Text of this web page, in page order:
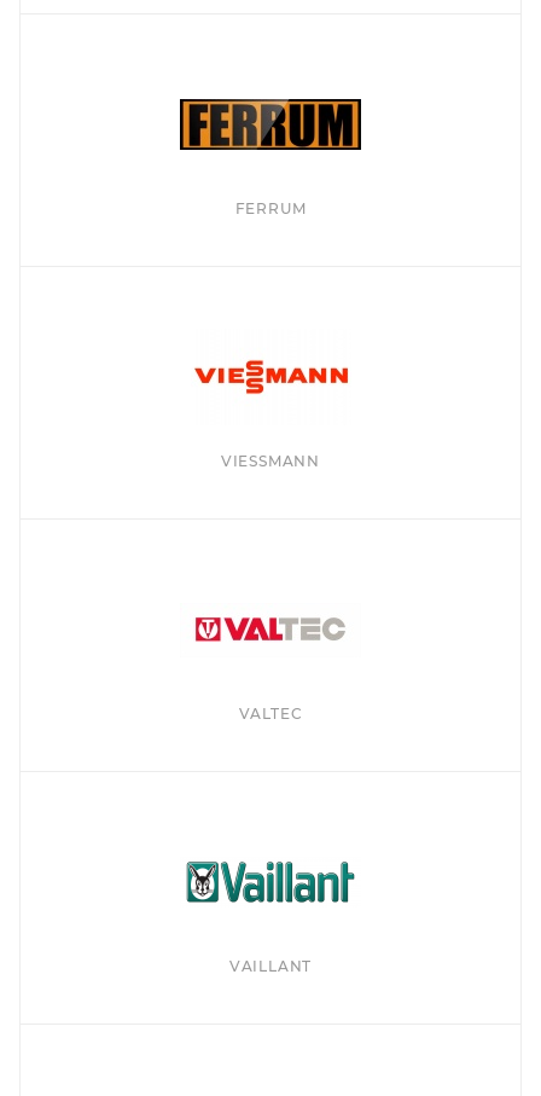
FERRUM
VIESSMANN
VALTEC
VAILLANT